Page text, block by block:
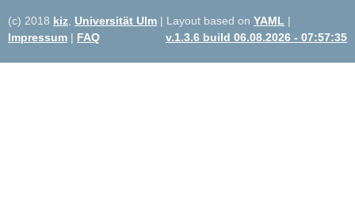
(c) 2018 kiz Universität Ulm | Layout based on YAML |
Impressum | FAQ v.1.3.6 build 06.08.2026 - 07:57:35